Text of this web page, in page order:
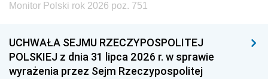
Monitor Polski rok 2026 poz. 751
UCHWAŁA SEJMU RZECZYPOSPOLITEJ
POLSKIEJ z dnia 31 lipca 2026 r. w sprawie
wyrażenia przez Sejm Rzeczypospolitej